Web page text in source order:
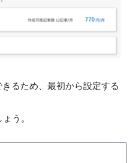
るため、最初から設定する
う。